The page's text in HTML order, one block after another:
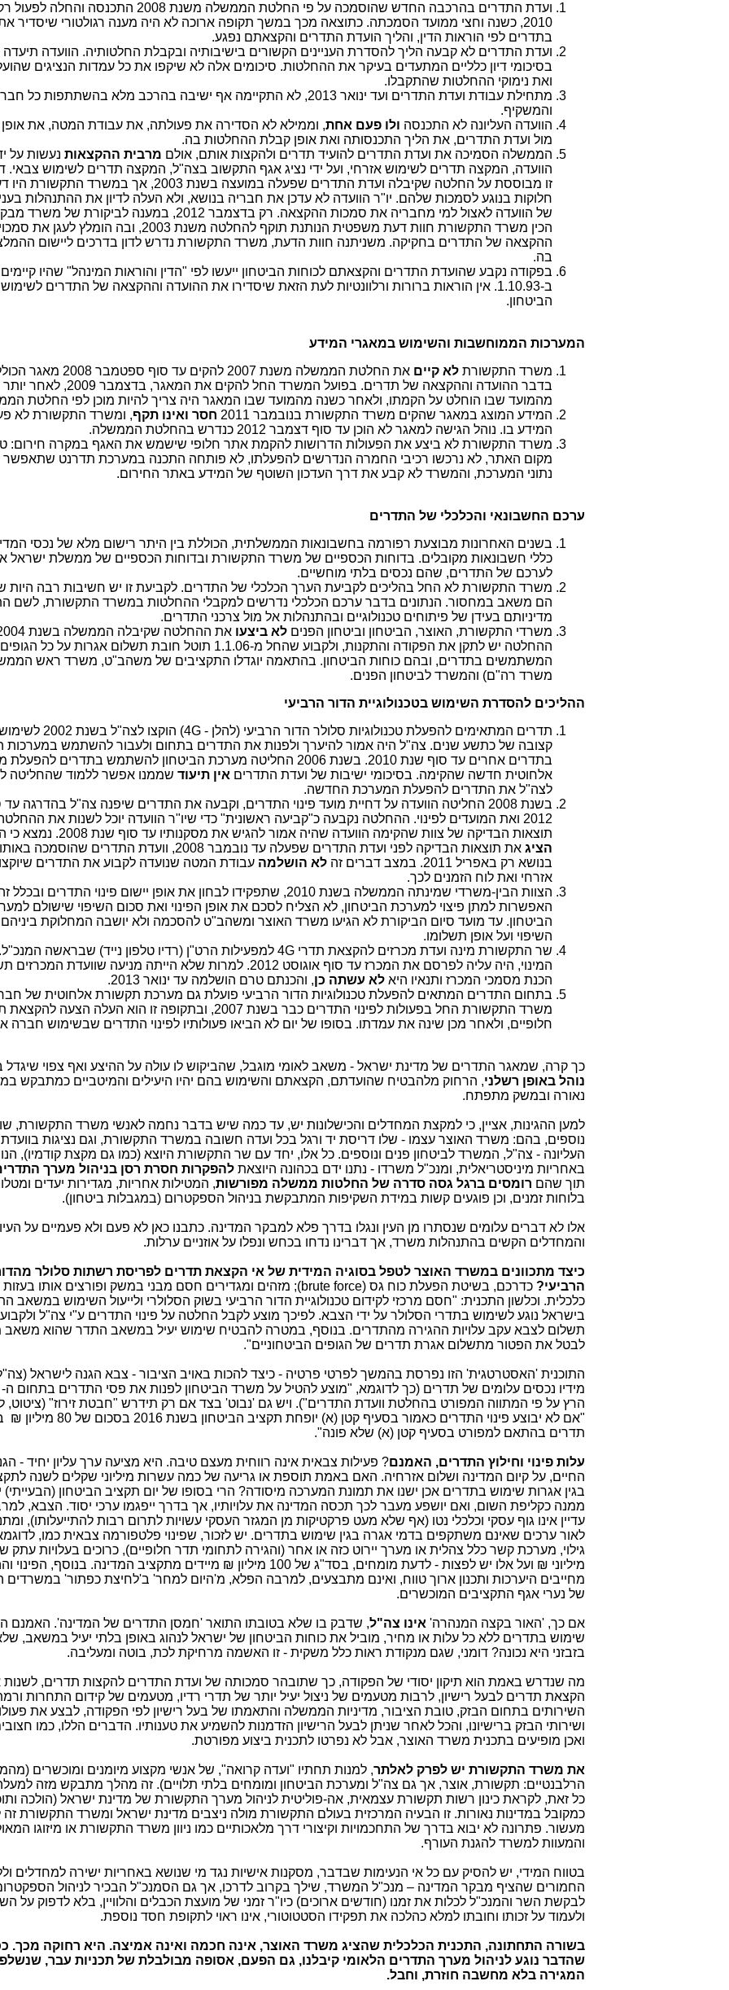
ועדת התדרים בהרכבה החדש שהוסמכה על פי החלטת הממשלה משנת 2008 התכנסה
2010, כשנה וחצי ממועד הסמכתה. כתוצאה מכך במשך תקופה ארוכה לא היה מענה רגולטורי שיסדיר
בתדרים לפי הוראות הדין, והליך הועדת התדרים והקצאתם נפגע.
ועדת התדרים לא קבעה הליך להסדרת העניינים הקשורים בישיבותיה ובקבלת החלטותיה. הוועדה תיעדה
בסיכומי דיון כלליים המתעדים בעיקר את ההחלטות. סיכומים אלה לא שיקפו את כל עמדות הנציגים
ואת נימוקי ההחלטות שהתקבלו.
מתחילת עבודת ועדת התדרים ועד ינואר 2013, לא התקיימה אף ישיבה בהרכב מלא בהשתתפות כל
והמשקיף.
הוועדה העליונה לא התכנסה ולו פעם אחת, וממילא לא הסדירה את פעולתה, את עבודת המטה, את אופן
מול ועדת התדרים, את הליך התכנסותה ואת אופן קבלת ההחלטות בה.
הממשלה הסמיכה את ועדת התדרים להועיד תדרים ולהקצות אותם, אולם מרבית ההקצאות נעשות על
הוועדה, המקצה תדרים לשימוש אזרחי, ועל ידי נציג אגף התקשוב בצה"ל, המקצה תדרים לשימוש צבאי.
זו מבוססת על החלטה שקיבלה ועדת התדרים שפעלה במועצה בשנת 2003, אך במשרד
חלוקות בנוגע לסמכות שלהם. יו"ר הוועדה לא עדכן את חבריה בנושא, ולא העלה לדיון את ההתנהלות
של הוועדה לאצול למי מחבריה את סמכות ההקצאה. רק בדצמבר 2012, במענה
הכין משרד התקשורת חוות דעת משפטית הנותנת תוקף להחלטה משנת 2003, ובה הומלץ לעגן
ההקצאה של התדרים בחקיקה. משניתנה חוות הדעת, משרד התקשורת נדרש לדון בדרכים ליישום
בה.
בפקודה נקבע שהועדת התדרים והקצאתם לכוחות הביטחון ייעשו לפי "הדין והוראות המינהל" שהיו קיימים
ב-1.10.93. אין הוראות ברורות ורלוונטיות לעת הזאת שיסדירו את ההועדה וההקצאה של התדרים
הביטחון.
המערכות הממוחשבות והשימוש במאגרי המידע
משרד התקשורתלא קיים
את החלטת הממשלה משנת 2007 להקים עד סוף
בדבר ההועדה וההקצאה של תדרים. בפועל המשרד החל
מהמועד שבו הוחלט על הקמתו, ולאחר כשנה מהמועד שבו המאגר היה צריך להיות מוכן לפי החלטת
המידע המוצג במאגר שהקים משרד התקשורת בנובמבר 2011
חסר ואינו תקף, ומשרד התקשורת לא
המידע בו. נוהל הגישה למאגר לא הוכן עד סוף דצמבר 2012 כנדרש בהחלטת הממשלה.
משרד התקשורת לא ביצע את הפעולות הדרושות להקמת אתר חלופי שישמש את האגף במקרה חירום:
מקום האתר, לא נרכשו רכיבי החמרה הנדרשים להפעלתו, לא פותחה התכנה במערכת תדרנט שתאפשר
נתוני המערכת, והמשרד לא קבע את דרך העדכון השוטף של המידע באתר החירום.
ערכם החשבונאי והכלכלי של התדרים
בשנים האחרונות מבוצעת רפורמה בחשבונאות הממשלתית, הכוללת בין היתר רישום מלא של נכסי
כללי חשבונאות מקובלים. בדוחות הכספיים של משרד התקשורת ובדוחות הכספיים של ממשלת ישראל
לערכם של התדרים, שהם נכסים בלתי מוחשיים.
משרד התקשורת לא החל בהליכים לקביעת הערך הכלכלי של התדרים. לקביעת זו יש חשיבות רבה היות
הם משאב במחסור. הנתונים בדבר ערכם הכלכלי נדרשים למקבלי ההחלטות במשרד התקשורת, לשם
מדיניותם בעידן של פיתוחים טכנולוגיים ובהתנהלות אל מול צרכני התדרים.
משרדי התקשורת, האוצר, הביטחון וביטחון הפניםלא ביצעו
ההחלטה יש לתקן את הפקודה והתקנות, ולקבוע שהחל מ-1.1.06 תוטל חובת תשלום אגרות על כל הגופים
המשתמשים בתדרים, ובהם כוחות הביטחון. בהתאמה יוגדלו התקציבים של משהב"ט, משרד ראש
משרד רה"ם) והמשרד לביטחון הפנים.
ההליכים להסדרת השימוש בטכנולוגיית הדור הרביעי
תדרים המתאימים להפעלת טכנולוגיות סלולר הדור הרביעי (להלן -G
4) הוקצו לצה"ל
קצובה של כתשע שנים. צה"ל היה אמור להיערך ולפנות את התדרים בתחום ולעבור להשתמש במערכות
בתדרים אחרים עד סוף שנת 2010. בשנת 2006 החליטה מערכת הביטחון להשתמש בתדרים
אלחוטית חדשה שהקימה. בסיכומי ישיבות של ועדת התדרים אין תיעוד שממנו אפשר ללמוד שהחליטה
לצה"ל את התדרים להפעלת המערכת החדשה.
בשנת 2008 החליטה הוועדה על דחיית מועד פינוי התדרים, וקבעה את התדרים שיפנה צה"ל בהדרגה
2012 ואת המועדים לפינוי. ההחלטה נקבעה כ"קביעה ראשונית" כדי שיו"ר הוועדה יוכל לשנות את
תוצאות הבדיקה של צוות שהקימה הוועדה שהיה אמור להגיש את מסקנותיו עד סוף שנת 2008. נמצא כי הצוות
הציג
את תוצאות הבדיקה לפני ועדת התדרים שפעלה עד נובמבר 2008, וועדת התדרים
בנושא רק באפריל 2011. במצב דברים זה
לא הושלמה עבודת המטה שנועדה לקבוע את התדרים
אזרחי ואת לוח הזמנים לכך.
הצוות הבין-משרדי שמינתה הממשלה בשנת 2010, שתפקידו לבחון את אופן יישום פינוי התדרים
האפשרות למתן פיצוי למערכת הביטחון, לא הצליח לסכם את אופן הפינוי ואת סכום השיפוי שישולם
הביטחון. עד מועד סיום הביקורת לא הגיעו משרד האוצר ומשהב"ט להסכמה ולא יושבה המחלוקת
השיפוי ועל אופן תשלומו.
שר התקשורת מינה ועדת מכרזים להקצאת תדריG
4 למפעילות הרט"ן (רדיו טלפון נייד) שבראשה
המינוי, היה עליה לפרסם את המכרז עד סוף אוגוסט 2012. למרות שלא הייתה מניעה שוועדת
הכנת מסמכי המכרז ותנאיו היאלא עשתה כן, והכנתם טרם הושלמה עד ינואר 2013.
בתחום התדרים המתאים להפעלת טכנולוגיות הדור הרביעי פועלת גם מערכת תקשורת אלחוטית של
משרד התקשורת החל בפעולות לפינוי התדרים כבר בשנת 2007, ובתקופה זו הוא העלה הצעה
חלופיים, ולאחר מכן שינה את עמדתו. בסופו של יום לא הביאו פעולותיו לפינוי התדרים שבשימוש חברה
כך קרה, שמאגר התדרים של מדינת ישראל - משאב לאומי מוגבל, שהביקוש לו עולה על ההיצע ואף צפוי שיגדל
נוהל באופן רשלני, הרחוק מלהבטיח שהועדתם, הקצאתם והשימוש בהם יהיו היעילים והמיטביים כמתבקש
נאורה ובמשק מתפתח.
למען ההגינות, אציין, כי למקצת המחדלים והכישלונות יש, עד כמה שיש בדבר נחמה לאנשי משרד התקשורת,
נוספים, בהם: משרד האוצר עצמו - שלו דריסת יד ורגל בכל ועדה חשובה במשרד התקשורת, וגם נציגות
העליונה - צה"ל, המשרד לביטחון פנים ונוספים. כל אלו, יחד עם שר התקשורת היוצא (כמו גם מקצת קודמיו),
באחריות מיניסטריאלית, ומנכ"ל משרדו - נתנו ידם בכהונה היוצאתלהפקרות חסרת רסן בניהול מערך
תוך שהם רומסים ברגל גסה סדרה של החלטות ממשלה מפורשות, המטילות אחריות, מגדירות יעדים
בלוחות זמנים, וכן פוגעים קשות במידת השקיפות המתבקשת בניהול הספקטרום (במגבלות ביטחון).
אלו לא דברים עלומים שנסתרו מן העין ונגלו בדרך פלא למבקר המדינה. כתבנו כאן לא פעם ולא פעמיים על
והמחדלים הקשים בהתנהלות משרד, אך דברינו נדחו בכחש ונפלו על אוזניים ערלות.
כיצד מתכוונים במשרד האוצר לטפל בסוגיה המידית של אי הקצאת תדרים לפריסת רשתות סלולר
הרביעי? כדרכם, בשיטת הפעלת כוח גס (brute force); מזהים ומגדירים חסם מבני במשק ופורצים אותו בעזות
כלכלית. וכלשון התכנית: "חסם מרכזי לקידום טכנולוגיית הדור הרביעי בשוק הסלולרי ולייעול השימוש במשאב
בישראל נוגע לשימוש בתדרי הסלולר על ידי הצבא. לפיכך מוצע לקבל החלטה על פינוי התדרים ע"י צה"ל ולקבוע
תשלום לצבא עקב עלויות ההגירה מהתדרים. בנוסף, במטרה להבטיח שימוש יעיל במשאב התדר שהוא משאב
לבטל את הפטור מתשלום אגרת תדרים של הגופים הביטחוניים".
התוכנית 'האסטרטגית' הזו נפרסת בהמשך לפרטי פרטיה - כיצד להכות באויב הציבור - צבא הגנה לישראל
הרץ על פי המתווה המפורט בהחלטת וועדת התדרים"). ויש גם 'נבוט' בצד אם רק תידרש "חבטת זירוז" (ציטוט,
"אם לא יבוצע פינוי התדרים כאמור בסעיף קטן (א)
תדרים בהתאם למפורט בסעיף קטן (א) שלא פונה".
עלות פינוי וחילוץ התדרים, האמנם? פעילות צבאית אינה רווחית מעצם טיבה. היא מציעה ערך עליון יחיד -
החיים, על קיום המדינה ושלום אזרחיה. האם באמת תוספת או גריעה של כמה עשרות מיליוני שקלים לשנה
בגין אגרות שימוש בתדרים אכן ישנו את תמונת המערכה מיסודה? הרי בסופו של יום תקציב הביטחון (הבעייתי)
ממנה כקליפת השום, ואם יושפע מעבר לכך תכסה המדינה את עלויותיו, אך בדרך ייפגמו ערכי יסוד. הצבא,
עדיין אינו גוף עסקי וכלכלי נטו (אף שלא מעט פרקטיקות מן המגזר העסקי עשויות לתרום רבות להתייעלותו),
לאור ערכים שאינם משתקפים בדמי אגרה בגין שימוש בתדרים. יש לזכור, שפינוי פלטפורמה צבאית כמו,
גילוי, מערכת קשר כלל צהלית או מערך יירוט כזה או אחר (והגירה לתחומי תדר חלופיים), כרוכים בעלויות עתק
מיליוני ₪ ועל אלו יש לפצות - לדעת מומחים, בסד"ג של 100 מיליון ₪ מיידים מתקציב המדינה. בנוסף,
מחייבים היערכות ותכנון ארוך טווח, ואינם מתבצעים, למרבה הפלא, מ'היום למחר' ב'לחיצת כפתור' במשרדים
של נערי אגף התקציבים המוכשרים.
אם כך, 'האור בקצה המנהרה' אינו צה"ל, שדבק בו שלא בטובתו התואר 'חמסן התדרים של המדינה'. האמנם
שימוש בתדרים ללא כל עלות או מחיר, מוביל את כוחות הביטחון של ישראל לנהוג באופן בלתי יעיל במשאב,
בזבזני היא נכונה? דומני, שגם מנקודת ראות כלל משקית - זו האשמה מרחיקת לכת, בוטה ומעליבה.
מה שנדרש באמת הוא תיקון יסודי של הפקודה, כך שתובהר סמכותה של ועדת התדרים להקצות תדרים, לשנות
הקצאת תדרים לבעל רישיון, לרבות מטעמים של ניצול יעיל יותר של תדרי רדיו, מטעמים של קידום התחרות
השירותים בתחום הבזק, טובת הציבור, מדיניות הממשלה והתאמתו של בעל רישיון לפי הפקודה, לבצע את
ושירותי הבזק ברישיונו, והכל לאחר שניתן לבעל הרישיון הזדמנות להשמיע את טענותיו. הדברים הללו, כמו
ואכן מופיעים בתכנית משרד האוצר, אבל לא נפרטו לתכנית ביצוע מפורטת.
את משרד התקשורת יש לפרק לאלתר, למנות תחתיו "ועדה קרואה", של אנשי מקצוע מיומנים ומוכשרים
הרלבנטיים: תקשורת, אוצר, אך גם צה"ל ומערכת הביטחון ומומחים בלתי תלויים). זה מהלך מתבקש מזה
כל זאת, לקראת כינון רשות תקשורת עצמאית, אה-פוליטית לניהול מערך התקשורת של מדינת ישראל (הולכה
כמקובל במדינות נאורות. זו הבעיה המרכזית בעולם התקשורת מולה ניצבים מדינת ישראל ומשרד התקשורת
מעשור. פתרונה לא יבוא בדרך של התחכמויות וקיצורי דרך מלאכותיים כמו ניוון משרד התקשורת או מיזוגו
והמעוות למשרד להגנת העורף.
בטווח המידי, יש להסיק עם כל אי הנעימות שבדבר, מסקנות אישיות נגד מי שנושא באחריות ישירה למחדלים
החמורים שהציף מבקר המדינה – מנכ"ל המשרד, שילך בקרוב לדרכו, אך גם הסמנכ"ל הבכיר לניהול
לבקשת השר והמנכ"ל לכלות את זמנו (חודשים ארוכים) כיו"ר זמני של מועצת הכבלים והלוויין, בלא לדפוק על
ולעמוד על זכותו וחובתו למלא כהלכה את תפקידו הסטטוטורי, אינו ראוי לתקופת חסד נוספת.
בשורה התחתונה, התכנית הכלכלית שהציג משרד האוצר, אינה חכמה ואינה אמיצה. היא רחוקה מכך.
שהדבר נוגע לניהול מערך התדרים הלאומי קיבלנו, גם הפעם, אסופה מבולבלת של תכניות עבר,
המגירה בלא מחשבה חוזרת, וחבל.